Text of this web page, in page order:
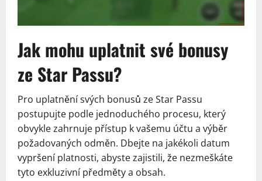
Jak mohu uplatnit své bonusy
ze Star Passu?
Pro uplatnění svých bonusů ze Star Passu
postupujte podle jednoduchého procesu, který
obvykle zahrnuje přístup k vašemu účtu a výběr
požadovaných odměn. Dbejte na jakékoli datum
vypršení platnosti, abyste zajistili, že nezmeškáte
tyto exkluzivní předměty a obsah.